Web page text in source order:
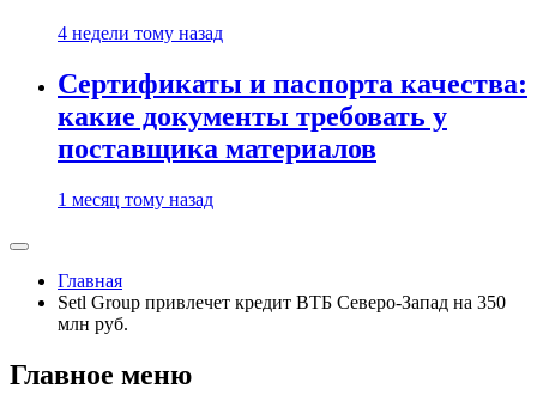
4 недели тому назад
Сертификаты и паспорта качества:
какие документы требовать у
поставщика материалов
1 месяц тому назад
Главная
Setl Group привлечет кредит ВТБ Северо-Запад на 350
млн руб.
Главное меню